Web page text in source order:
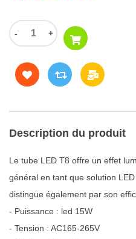
- +
Description du produit
Le tube LED T8 offre un effet
général en tant que solution
distingue également par son
- Puissance : led 15W
- Tension : AC165-265V